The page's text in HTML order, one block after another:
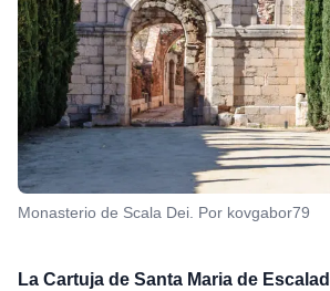
Monasterio de Scala Dei. Por kovgabor79
La Cartuja de Santa Maria de